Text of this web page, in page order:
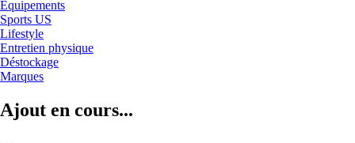
Equipements
Sports US
Lifestyle
Entretien physique
Déstockage
Marques
Ajout en cours...